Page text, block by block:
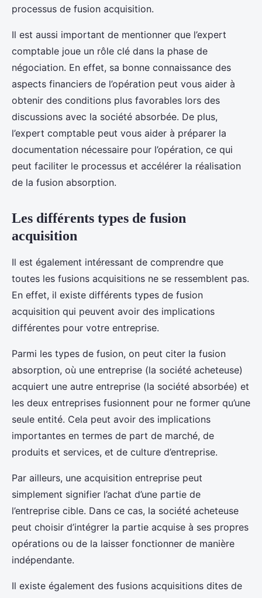
processus de fusion acquisition.
Il est aussi important de mentionner que l’expert
comptable joue un rôle clé dans la phase de
négociation. En effet, sa bonne connaissance des
aspects financiers de l’opération peut vous aider à
obtenir des conditions plus favorables lors des
discussions avec la société absorbée. De plus,
l’expert comptable peut vous aider à préparer la
documentation nécessaire pour l’opération, ce qui
peut faciliter le processus et accélérer la réalisation
de la fusion absorption.
Les différents types de fusion
acquisition
Il est également intéressant de comprendre que
toutes les fusions acquisitions ne se ressemblent pas.
En effet, il existe différents types de fusion
acquisition qui peuvent avoir des implications
différentes pour votre entreprise.
Parmi les types de fusion, on peut citer la fusion
absorption, où une entreprise (la société acheteuse)
acquiert une autre entreprise (la société absorbée) et
les deux entreprises fusionnent pour ne former qu’une
seule entité. Cela peut avoir des implications
importantes en termes de part de marché, de
produits et services, et de culture d’entreprise.
Par ailleurs, une acquisition entreprise peut
simplement signifier l’achat d’une partie de
l’entreprise cible. Dans ce cas, la société acheteuse
peut choisir d’intégrer la partie acquise à ses propres
opérations ou de la laisser fonctionner de manière
indépendante.
Il existe également des fusions acquisitions dites de